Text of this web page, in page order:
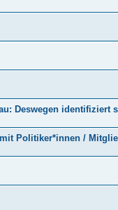
Deswegen identifiziert
Politiker*innen /